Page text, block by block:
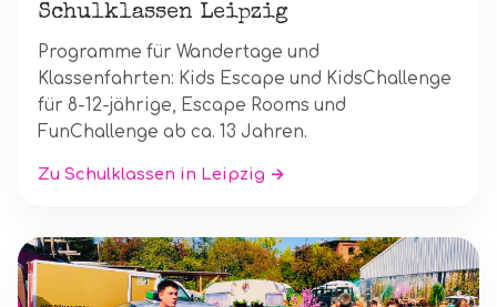
Schulklassen Leipzig
Programme für Wandertage und
Klassenfahrten: Kids Escape und KidsChallenge
für 8-12-jährige, Escape Rooms und
FunChallenge ab ca. 13 Jahren.
Zu Schulklassen in Leipzig →